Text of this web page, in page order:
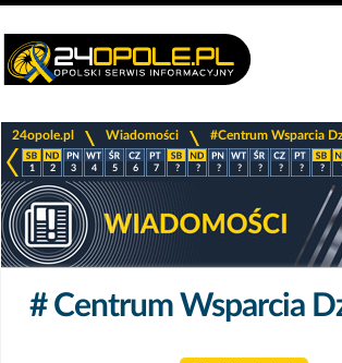
24opole.pl Wiadomości #Centrum Wsparcia
1 2 3 4 5 6 7 ? ? ? ? ? ? ? ?
# Centrum Wsparcia